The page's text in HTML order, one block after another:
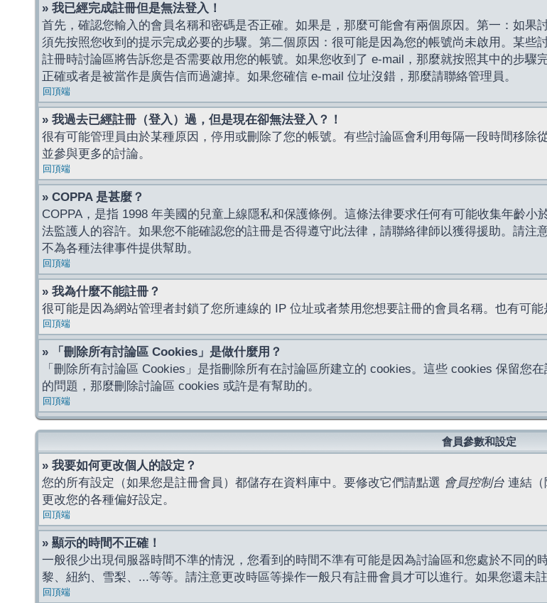
» 我已經完成註冊但是無法登入！
首先，確認您輸入的會員名稱和密碼是否正確。如果是，那麼可能會有兩個原因。第一：如
須先按照您收到的提示完成必要的步驟。第二個原因：很可能是因為您的帳號尚未啟用。某
註冊時討論區將告訴您是否需要啟用您的帳號。如果您收到了 e-mail，那麼就按照其中的步
正確或者是被當作是廣告信而過濾掉。如果您確信 e-mail 位址沒錯，那麼請聯絡管理員。
回頂端
» 我過去已經註冊（登入）過，但是現在卻無法登入？！
很有可能管理員由於某種原因，停用或刪除了您的帳號。有些討論區會利用每隔一段時間移
並參與更多的討論。
回頂端
» COPPA 是甚麼？
COPPA，是指 1998 年美國的兒童上線隱私和保護條例。這條法律要求任何有可能收集年齡
法監護人的容許。如果您不能確認您的註冊是否得遵守此法律，請聯絡律師以獲得援助。請
不為各種法律事件提供幫助。
回頂端
» 我為什麼不能註冊？
很可能是因為網站管理者封鎖了您所連線的 IP 位址或者禁用您想要註冊的會員名稱。也有可
回頂端
» 「刪除所有討論區 Cookies」是做什麼用？
「刪除所有討論區 Cookies」是指刪除所有在討論區所建立的 cookies。這些 cookies 保留您
的問題，那麼刪除討論區 cookies 或許是有幫助的。
回頂端
會員參數和設定
» 我要如何更改個人的設定？
您的所有設定（如果您是註冊會員）都儲存在資料庫中。要修改它們請點選 會員控制台 連結
更改您的各種偏好設定。
回頂端
» 顯示的時間不正確！
一般很少出現伺服器時間不準的情況，您看到的時間不準有可能是因為討論區和您處於不同
黎、紐約、雪梨、...等等。請注意更改時區等操作一般只有註冊會員才可以進行。如果您還未
回頂端